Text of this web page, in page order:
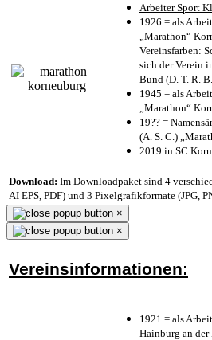
Arbeiter Sport
1926 = als
„Marathon“
Vereinsfarben:
sich der Verein
Bund (D. T. R.
1945 = als
„Marathon“
19?? =
(A. S. C.)
2019 in SC
Download: Im Downloadpaket sind 4
AI EPS, PDF) und 3 Pixelgrafikformate (JPG,
×
×
Vereinsinformationen:
1921 = als
Hainburg an